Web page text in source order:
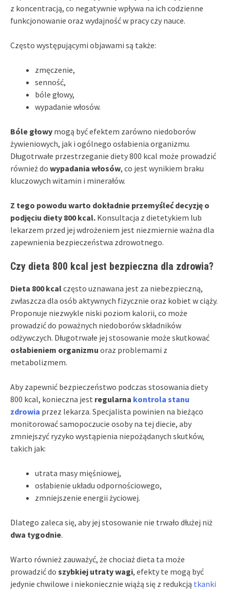
z koncentracją, co negatywnie wpływa na ich codzienne
funkcjonowanie oraz wydajność w pracy czy nauce.
Często występującymi objawami są także:
zmęczenie,
senność,
bóle głowy,
wypadanie włosów.
Bóle głowy mogą być efektem zarówno niedoborów
żywieniowych, jak i ogólnego osłabienia organizmu.
Długotrwałe przestrzeganie diety 800 kcal może prowadzić
również do wypadania włosów, co jest wynikiem braku
kluczowych witamin i minerałów.
Z tego powodu warto dokładnie przemyśleć decyzję o
podjęciu diety 800 kcal. Konsultacja z dietetykiem lub
lekarzem przed jej wdrożeniem jest niezmiernie ważna dla
zapewnienia bezpieczeństwa zdrowotnego.
Czy dieta 800 kcal jest bezpieczna dla zdrowia?
Dieta 800 kcalczęsto uznawana jest za niebezpieczną,
zwłaszcza dla osób aktywnych fizycznie oraz kobiet w ciąży.
Proponuje niezwykle niski poziom kalorii, co może
prowadzić do poważnych niedoborów składników
odżywczych. Długotrwałe jej stosowanie może skutkować
osłabieniem organizmu oraz problemami z
metabolizmem.
Aby zapewnić bezpieczeństwo podczas stosowania diety
800 kcal, konieczna jest regularna kontrola stanu
zdrowia przez lekarza. Specjalista powinien na bieżąco
monitorować samopoczucie osoby na tej diecie, aby
zmniejszyć ryzyko wystąpienia niepożądanych skutków,
takich jak:
utrata masy mięśniowej,
osłabienie układu odpornościowego,
zmniejszenie energii życiowej.
Dlatego zaleca się, aby jej stosowanie nie trwało dłużej niż
dwa tygodnie.
Warto również zauważyć, że chociaż dieta ta może
prowadzić do szybkiej utraty wagi, efekty te mogą być
jedynie chwilowe i niekoniecznie wiążą się z redukcją tkanki